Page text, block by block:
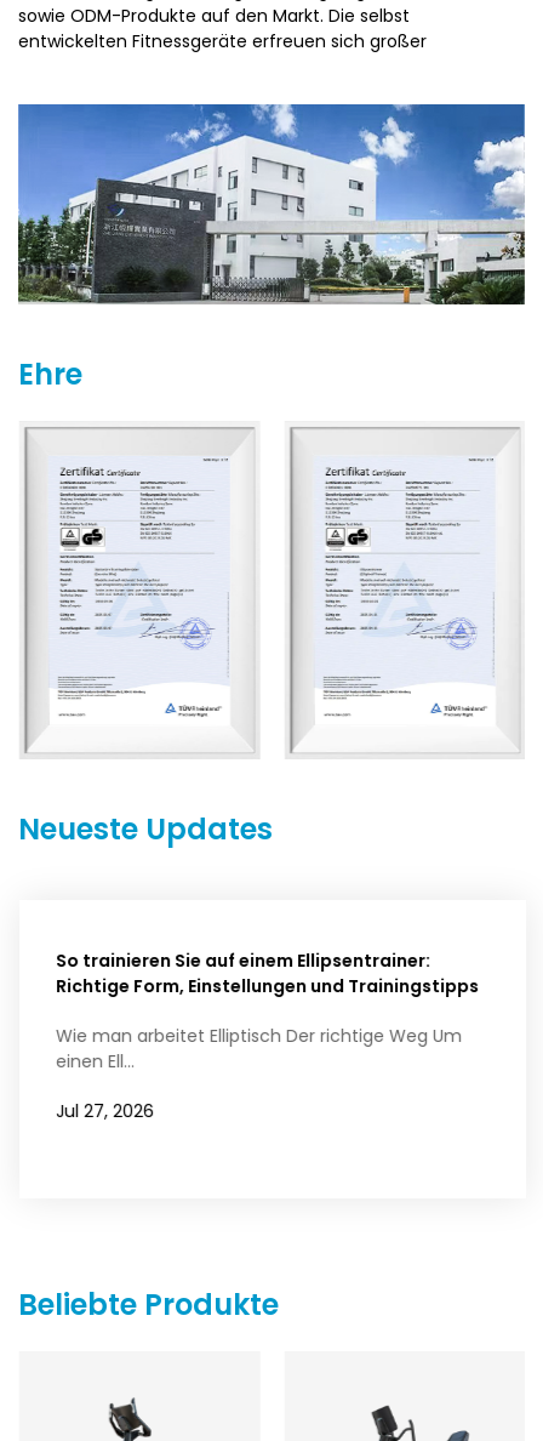
sowie ODM-Produkte auf den Markt. Die selbst
entwickelten Fitnessgeräte erfreuen sich großer
sowie der Chengdu-Ausstellung in China präsentiert.
Zhejiang Everbright Industry ist bestrebt, den
Marktanforderungen gerecht zu werden, und freut sich
darauf, mit weiteren Partnern für eine gemeinsame
erfolgreiche Zukunft zusammenzuarbeiten.
Ehre
Neueste Updates
So trainieren Sie auf einem Ellipsentrainer:
Richtige Form, Einstellungen und Trainingstipps
Wie man arbeitet Elliptisch Der richtige Weg Um
einen Ell...
Jul 27, 2026
Beliebte Produkte